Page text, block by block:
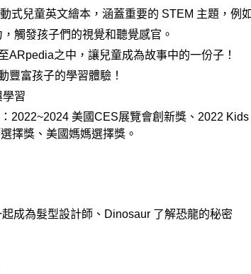
式兒童英文繪本，涵蓋重要的 STEM 主題，例
觸發孩子們的視覺和聽覺感官。
ARpedia之中，讓兒童成為故事中的一份子！
豐富孩子的學習體驗！​
習
2022~2024 美國CES展覽會創新獎、2022
擇獎、美國媽媽選擇獎。
成為髮型設計師、Dinosaur 了解恐龍的秘密